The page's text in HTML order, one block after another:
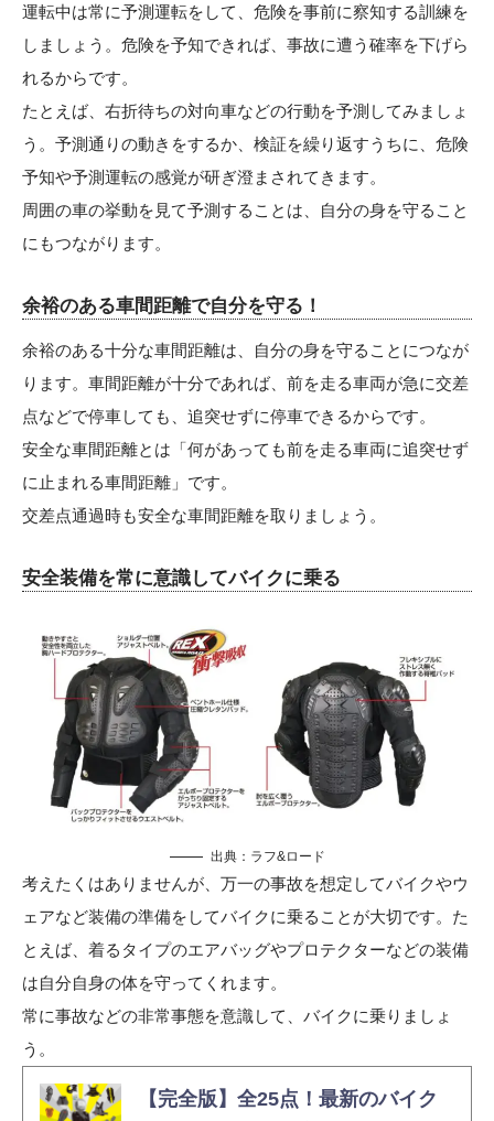
運転中は常に予測運転をして、危険を事前に察知する訓練を
しましょう。危険を予知できれば、事故に遭う確率を下げら
れるからです。
たとえば、右折待ちの対向車などの行動を予測してみましょ
う。予測通りの動きをするか、検証を繰り返すうちに、危険
予知や予測運転の感覚が研ぎ澄まされてきます。
周囲の車の挙動を見て予測することは、自分の身を守ること
にもつながります。
余裕のある車間距離で自分を守る！
余裕のある十分な車間距離は、自分の身を守ることにつなが
ります。車間距離が十分であれば、前を走る車両が急に交差
点などで停車しても、追突せずに停車できるからです。
安全な車間距離とは「何があっても前を走る車両に追突せず
に止まれる車間距離」です。
交差点通過時も安全な車間距離を取りましょう。
安全装備を常に意識してバイクに乗る
出典： ラフ&ロード
考えたくはありませんが、万一の事故を想定してバイクやウ
ェアなど装備の準備をしてバイクに乗ることが大切です。た
とえば、着るタイプのエアバッグやプロテクターなどの装備
は自分自身の体を守ってくれます。
常に事故などの非常事態を意識して、バイクに乗りましょ
う。
【完全版】全25点！最新のバイク